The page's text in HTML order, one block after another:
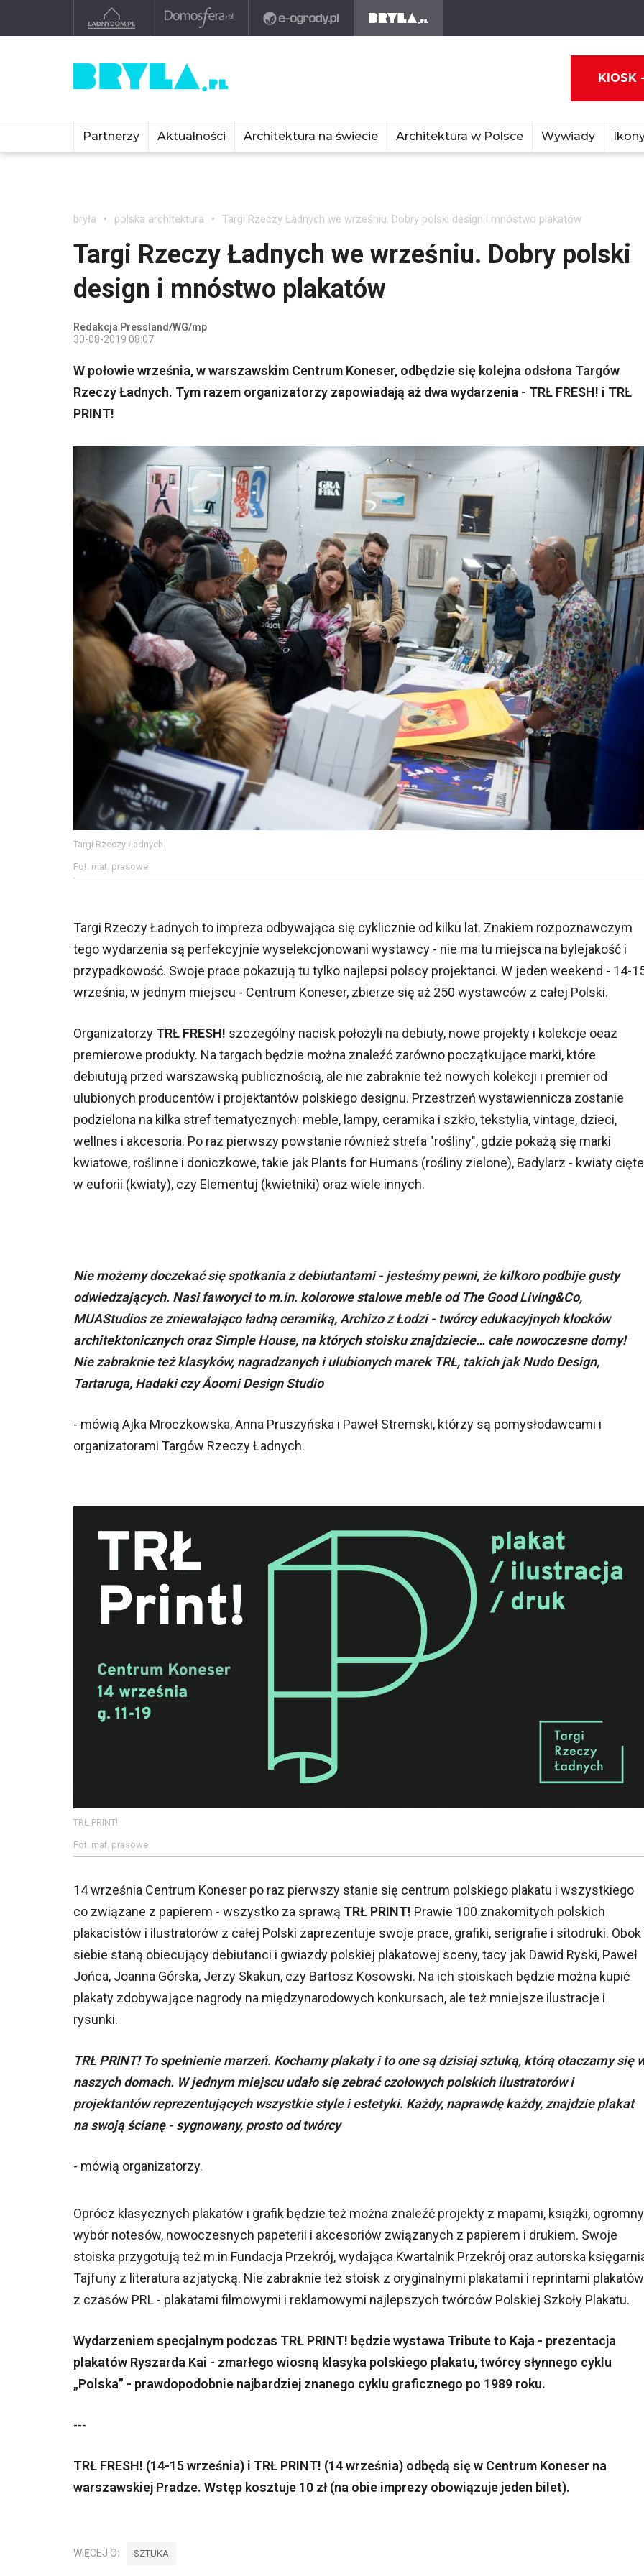
KIOSK
Partnerzy Aktualności Architektura na świecie Architektura w Polsce Wywiady
bryła polska architektura Targi Rzeczy Ładnych we wrześniu. Dobry polski design i mnóstwo plakatów
Targi Rzeczy Ładnych we wrześniu. Dobry polski
design i mnóstwo plakatów
Redakcja Pressland/WG/mp
30-08-2019 08:07
W połowie września, w warszawskim Centrum Koneser, odbędzie się kolejna odsłona Targów
Rzeczy Ładnych. Tym razem organizatorzy zapowiadają aż dwa wydarzenia - TRŁ FRESH! i TRŁ
PRINT!
Targi Rzeczy Ładnych
Fot. mat. prasowe
Targi Rzeczy Ładnych to impreza odbywająca się cyklicznie od kilku lat. Znakiem rozpoznawczym
tego wydarzenia są perfekcyjnie wyselekcjonowani wystawcy - nie ma tu miejsca na bylejakość i
przypadkowość. Swoje prace pokazują tu tylko najlepsi polscy projektanci. W jeden weekend - 14-
września, w jednym miejscu - Centrum Koneser, zbierze się aż 250 wystawców z całej Polski.
Organizatorzy TRŁ FRESH! szczególny nacisk położyli na debiuty, nowe projekty i kolekcje oeaz
premierowe produkty. Na targach będzie można znaleźć zarówno początkujące marki, które
debiutują przed warszawską publicznością, ale nie zabraknie też nowych kolekcji i premier od
ulubionych producentów i projektantów polskiego designu. Przestrzeń wystawiennicza zostanie
podzielona na kilka stref tematycznych: meble, lampy, ceramika i szkło, tekstylia, vintage, dzieci,
wellnes i akcesoria. Po raz pierwszy powstanie również strefa "rośliny", gdzie pokażą się marki
kwiatowe, roślinne i doniczkowe, takie jak Plants for Humans (rośliny zielone), Badylarz - kwiaty cięte
w euforii (kwiaty), czy Elementuj (kwietniki) oraz wiele innych.
Nie możemy doczekać się spotkania z debiutantami - jesteśmy pewni, że kilkoro podbije gusty
odwiedzających. Nasi faworyci to m.in. kolorowe stalowe meble od The Good Living&Co,
MUAStudios ze zniewalająco ładną ceramiką, Archizo z Łodzi - twórcy edukacyjnych klocków
architektonicznych oraz Simple House, na których stoisku znajdziecie… całe nowoczesne domy!
Nie zabraknie też klasyków, nagradzanych i ulubionych marek TRŁ, takich jak Nudo Design,
Tartaruga, Hadaki czy Åoomi Design Studio
- mówią Ajka Mroczkowska, Anna Pruszyńska i Paweł Stremski, którzy są pomysłodawcami i
organizatorami Targów Rzeczy Ładnych.
TRŁ PRINT!
Fot. mat. prasowe
14 września Centrum Koneser po raz pierwszy stanie się centrum polskiego plakatu i wszystkiego
co związane z papierem - wszystko za sprawą TRŁ PRINT! Prawie 100 znakomitych polskich
plakacistów i ilustratorów z całej Polski zaprezentuje swoje prace, grafiki, serigrafie i sitodruki. Obok
siebie staną obiecujący debiutanci i gwiazdy polskiej plakatowej sceny, tacy jak Dawid Ryski, Paweł
Jońca, Joanna Górska, Jerzy Skakun, czy Bartosz Kosowski. Na ich stoiskach będzie można kupić
plakaty zdobywające nagrody na międzynarodowych konkursach, ale też mniejsze ilustracje i
rysunki.
TRŁ PRINT! To spełnienie marzeń. Kochamy plakaty i to one są dzisiaj sztuką, którą otaczamy się
naszych domach. W jednym miejscu udało się zebrać czołowych polskich ilustratorów i
projektantów reprezentujących wszystkie style i estetyki. Każdy, naprawdę każdy, znajdzie plakat
na swoją ścianę - sygnowany, prosto od twórcy
- mówią organizatorzy.
Oprócz klasycznych plakatów i grafik będzie też można znaleźć projekty z mapami, książki, ogromny
wybór notesów, nowoczesnych papeterii i akcesoriów związanych z papierem i drukiem. Swoje
stoiska przygotują też m.in Fundacja Przekrój, wydająca Kwartalnik Przekrój oraz autorska
Tajfuny z literatura azjatycką. Nie zabraknie też stoisk z oryginalnymi plakatami i reprintami plakatów
z czasów PRL - plakatami filmowymi i reklamowymi najlepszych twórców Polskiej Szkoły Plakatu.
Wydarzeniem specjalnym podczas TRŁ PRINT! będzie wystawa Tribute to Kaja - prezentacja
plakatów Ryszarda Kai - zmarłego wiosną klasyka polskiego plakatu, twórcy słynnego cyklu
„Polska” - prawdopodobnie najbardziej znanego cyklu graficznego po 1989 roku.
---
TRŁ FRESH! (14-15 września) i TRŁ PRINT! (14 września) odbędą się w Centrum Koneser na
warszawskiej Pradze. Wstęp kosztuje 10 zł (na obie imprezy obowiązuje jeden bilet).
WIĘCEJ O: SZTUKA